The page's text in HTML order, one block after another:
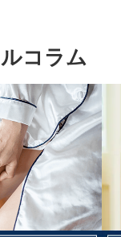
コラム